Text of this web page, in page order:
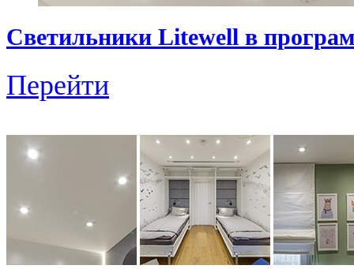
Светильники Litewell в
Перейти